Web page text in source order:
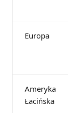
Europa
Ameryka
Łacińska